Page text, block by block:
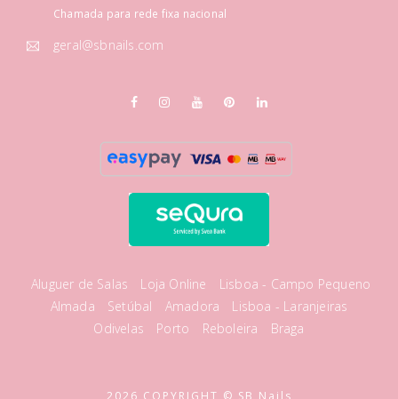
Chamada para rede fixa nacional
geral@sbnails.com
Aluguer de Salas Loja Online
Lisboa - Campo Pequeno
Almada
Setúbal Amadora
Lisboa - Laranjeiras
Odivelas
Porto Reboleira Braga
2026 COPYRIGHT © SB Nails